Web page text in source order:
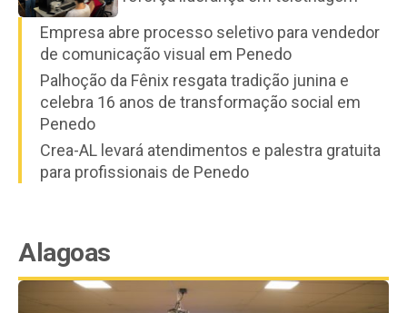
Empresa abre processo seletivo para vendedor
de comunicação visual em Penedo
Palhoção da Fênix resgata tradição junina e
celebra 16 anos de transformação social em
Penedo
Crea-AL levará atendimentos e palestra gratuita
para profissionais de Penedo
Alagoas